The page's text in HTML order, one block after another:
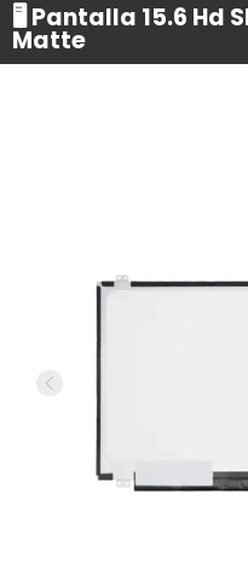
🖥️ Pantalla 15.6 Hd
Matte